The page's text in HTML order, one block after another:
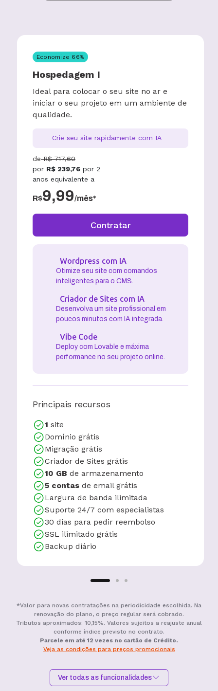
Economize 66%
Hospedagem I
Ideal para colocar o seu site no ar e
iniciar o seu projeto em um ambiente de
qualidade.
Crie seu site rapidamente com IA
de R$ 717,60
por R$ 239,76 por 2
anos equivalente a
R$9,99/mês*
Contratar
Wordpress com IA
Otimize seu site com comandos
inteligentes para o CMS.
Criador de Sites com IA
Desenvolva um site profissional em
poucos minutos com IA integrada.
Vibe Code
Deploy com Lovable e máxima
performance no seu projeto online.
Principais recursos
1 site
Domínio grátis
Migração grátis
Criador de Sites grátis
10 GB de armazenamento
5 contas de email grátis
Largura de banda ilimitada
Suporte 24/7 com especialistas
30 dias para pedir reembolso
SSL ilimitado grátis
Backup diário
*Valor para novas contratações na periodicidade escolhida. Na
renovação do plano, o preço regular será cobrado.
Tributos aproximados: 10,15%. Valores sujeitos a reajuste anual
conforme índice previsto no contrato.
Parcele em até 12 vezes no cartão de Crédito.
Veja as condições para preços promocionais
Ver todas as funcionalidades